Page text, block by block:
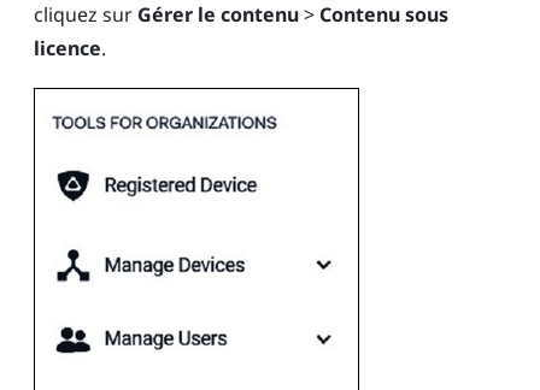
cliquez sur Gérer le contenu> Contenu sous
licence.